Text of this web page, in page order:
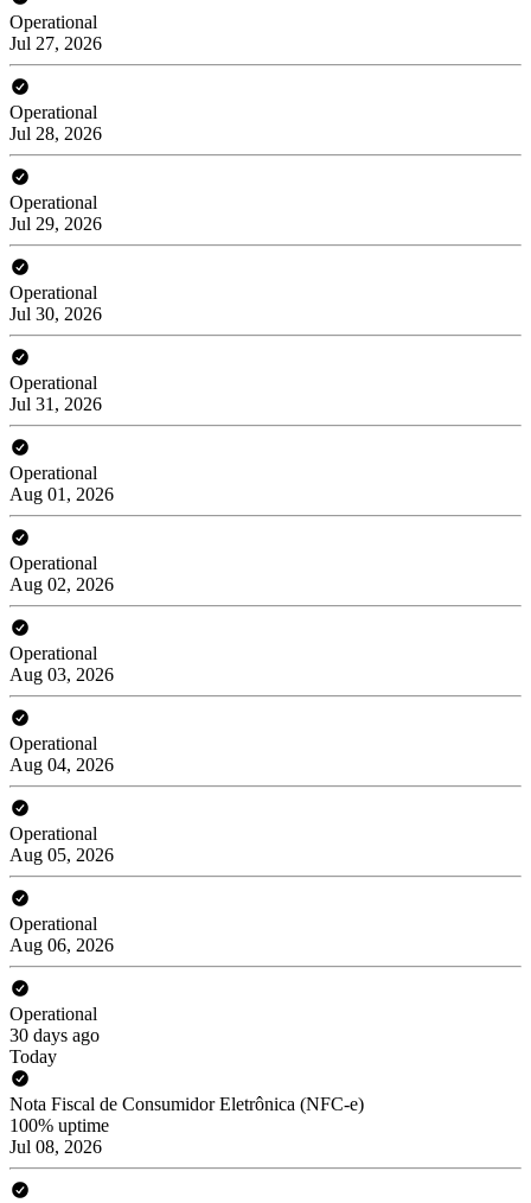
Operational
Jul 27, 2026
Operational
Jul 28, 2026
Operational
Jul 29, 2026
Operational
Jul 30, 2026
Operational
Jul 31, 2026
Operational
Aug 01, 2026
Operational
Aug 02, 2026
Operational
Aug 03, 2026
Operational
Aug 04, 2026
Operational
Aug 05, 2026
Operational
Aug 06, 2026
Operational
30 days ago
Today
Nota Fiscal de Consumidor Eletrônica (NFC-e)
100% uptime
Jul 08, 2026